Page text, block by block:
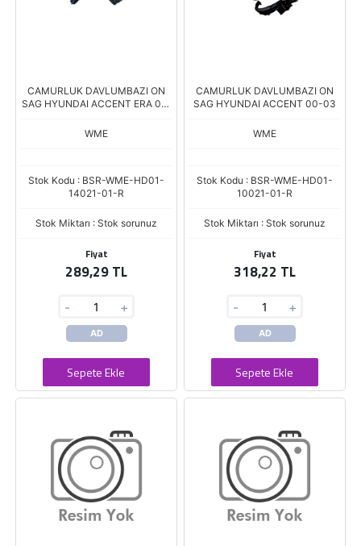
CAMURLUK DAVLUMBAZI ON
SAG HYUNDAI ACCENT ERA 06-
WME
Stok Kodu : BSR-WME-HD01-
14021-01-R
Stok Miktarı : Stok sorunuz
Fiyat
289,29 TL
- +
AD
Sepete Ekle
CAMURLUK DAVLUMBAZI ON
SAG HYUNDAI ACCENT 00-03
WME
Stok Kodu : BSR-WME-HD01-
10021-01-R
Stok Miktarı : Stok sorunuz
Fiyat
318,22 TL
- +
AD
Sepete Ekle